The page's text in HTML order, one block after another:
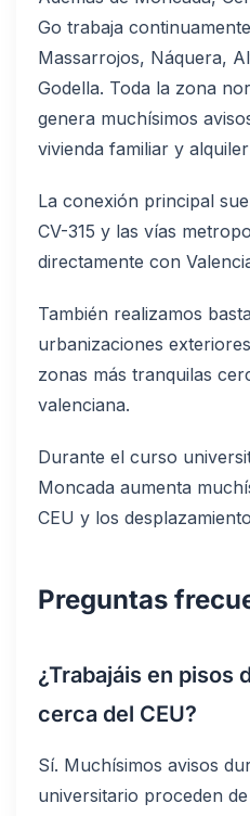
Go trabaja
Massarrojos, Náquera,
Godella. Toda la zona
genera muchísimos
vivienda familiar y
La conexión principal
CV-315 y las vías
directamente con
También realizamos
urbanizaciones
zonas más tranquilas
valenciana.
Durante el curso
Moncada aumenta
CEU y los
Preguntas
¿Trabajáis en pisos
cerca del CEU?
Sí. Muchísimos avisos
universitario proceden